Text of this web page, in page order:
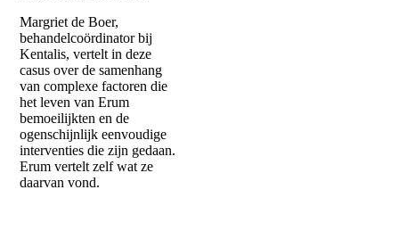
Margriet de Boer,
behandelcoördinator bij
Kentalis, vertelt in deze
casus over de samenhang
van complexe factoren die
het leven van Erum
bemoeilijkten en de
ogenschijnlijk eenvoudige
interventies die zijn gedaan.
Erum vertelt zelf wat ze
daarvan vond.